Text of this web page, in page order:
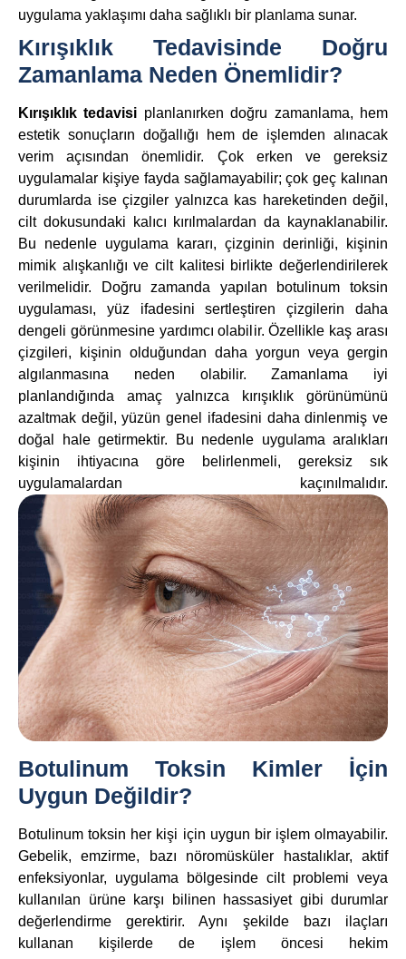
uygulama yaklaşımı daha sağlıklı bir planlama sunar.
Kırışıklık Tedavisinde Doğru
Zamanlama Neden Önemlidir?
Kırışıklık tedavisi planlanırken doğru zamanlama, hem
estetik sonuçların doğallığı hem de işlemden alınacak
verim açısından önemlidir. Çok erken ve gereksiz
uygulamalar kişiye fayda sağlamayabilir; çok geç kalınan
durumlarda ise çizgiler yalnızca kas hareketinden değil,
cilt dokusundaki kalıcı kırılmalardan da kaynaklanabilir.
Bu nedenle uygulama kararı, çizginin derinliği, kişinin
mimik alışkanlığı ve cilt kalitesi birlikte değerlendirilerek
verilmelidir. Doğru zamanda yapılan botulinum toksin
uygulaması, yüz ifadesini sertleştiren çizgilerin daha
dengeli görünmesine yardımcı olabilir. Özellikle kaş arası
çizgileri, kişinin olduğundan daha yorgun veya gergin
algılanmasına neden olabilir. Zamanlama iyi
planlandığında amaç yalnızca kırışıklık görünümünü
azaltmak değil, yüzün genel ifadesini daha dinlenmiş ve
doğal hale getirmektir. Bu nedenle uygulama aralıkları
kişinin ihtiyacına göre belirlenmeli, gereksiz sık
uygulamalardan kaçınılmalıdır.
Botulinum Toksin Kimler İçin
Uygun Değildir?
Botulinum toksin her kişi için uygun bir işlem olmayabilir.
Gebelik, emzirme, bazı nöromüsküler hastalıklar, aktif
enfeksiyonlar, uygulama bölgesinde cilt problemi veya
kullanılan ürüne karşı bilinen hassasiyet gibi durumlar
değerlendirme gerektirir. Aynı şekilde bazı ilaçları
kullanan kişilerde de işlem öncesi hekim